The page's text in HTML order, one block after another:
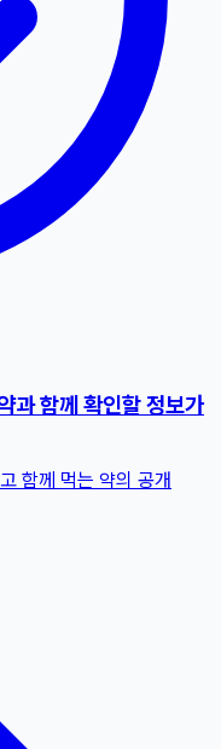
과 함께 확인할 정보가
함께 먹는 약의 공개